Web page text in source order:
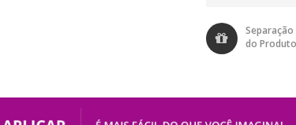
do Produto